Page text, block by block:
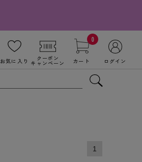
お気に入り クーポン
キャンペーン
0
カート ログイン
1